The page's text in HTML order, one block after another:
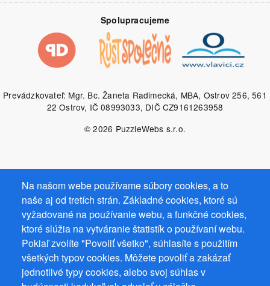
Na našom webe používame súbory cookies, a to
naše aj od tretích strán. Základné cookies, ktoré sú
vyžadované na používanie webu, a funkčné cookies,
ktoré slúžia na vytváranie štatistík o používaní webu.
Pokiaľ zvolíte "Povoliť všetko", súhlasíte s použitím
všetkých typov cookies. Môžete povoliť a zakázať
jednotlivé typy cookies, alebo svoj súhlas v
Spolupracujeme
Prevádzkovateľ: Mgr. Bc. Žaneta Radimecká, MBA, Ostrov 256, 561
22 Ostrov, IČ 08993033, DIČ CZ9161263958
© 2026 PuzzleWebs s.r.o.